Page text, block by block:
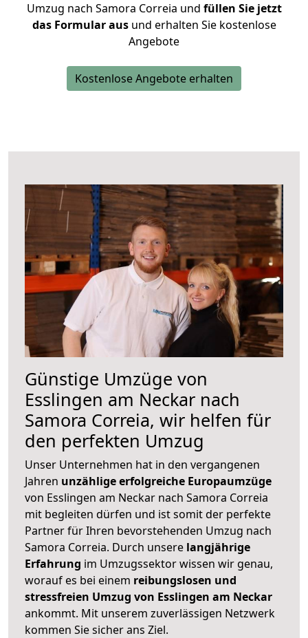
Umzug nach Samora Correia und füllen Sie jetzt
das Formular ausund erhalten Sie kostenlose
Angebote
Kostenlose Angebote erhalten
Günstige Umzüge von
Esslingen am Neckar nach
Samora Correia, wir helfen für
den perfekten Umzug
Unser Unternehmen hat in den vergangenen
Jahren unzählige erfolgreiche Europaumzüge
von Esslingen am Neckar nach Samora Correia
mit begleiten dürfen und ist somit der perfekte
Partner für Ihren bevorstehenden Umzug nach
Samora Correia. Durch unsere langjährige
Erfahrung im Umzugssektor wissen wir genau,
worauf es bei einem reibungslosen und
stressfreien Umzug von Esslingen am Neckar
ankommt. Mit unserem zuverlässigen Netzwerk
kommen Sie sicher ans Ziel.